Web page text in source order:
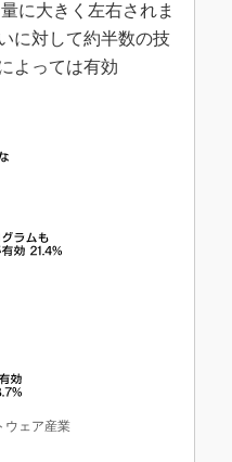
に大きく左右されま
に対して約半数の技
よっては有効
ウェア産業